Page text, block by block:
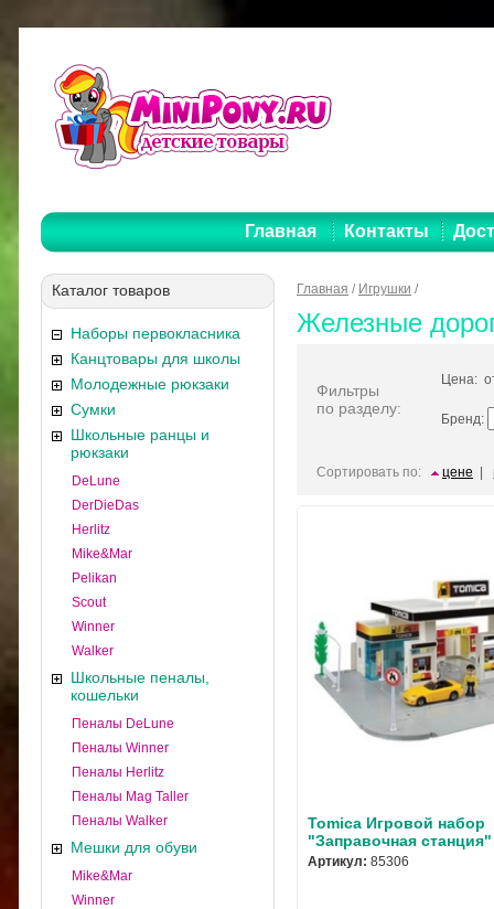
Главная Контакты
Каталог товаров
Наборы первокласника
Канцтовары для школы
Молодежные рюкзаки
Сумки
Школьные ранцы и
рюкзаки
DeLune
DerDieDas
Herlitz
Mike&Mar
Pelikan
Scout
Winner
Walker
Школьные пеналы,
кошельки
Пеналы DeLune
Пеналы Winner
Пеналы Herlitz
Пеналы Mag Taller
Пеналы Walker
Мешки для обуви
Mike&Mar
Winner
Главная / Игрушки /
Железные
Фильтры
по разделу:
Цена:
Бренд:
Сортировать по: цене
Tomica Игровой набор
"Заправочная станция"
Артикул: 85306